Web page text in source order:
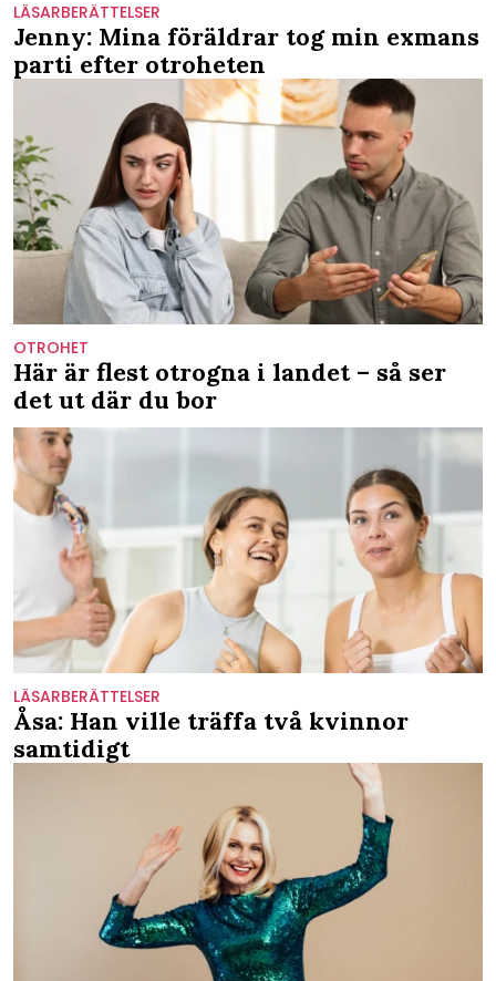
LÄSARBERÄTTELSER
Jenny: Mina föräldrar tog min exmans
parti efter otroheten
OTROHET
Här är flest otrogna i landet – så ser
det ut där du bor
LÄSARBERÄTTELSER
Åsa: Han ville träffa två kvinnor
samtidigt